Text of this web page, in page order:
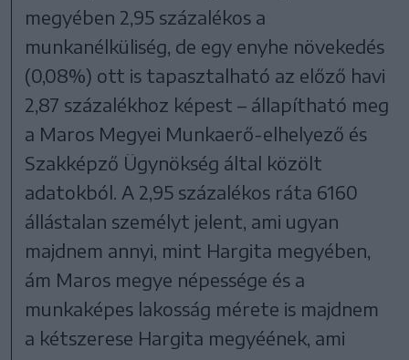
megyében 2,95 százalékos a
munkanélküliség, de egy enyhe növekedés
(0,08%) ott is tapasztalható az előző havi
2,87 százalékhoz képest – állapítható meg
a Maros Megyei Munkaerő-elhelyező és
Szakképző Ügynökség által közölt
adatokból. A 2,95 százalékos ráta 6160
állástalan személyt jelent, ami ugyan
majdnem annyi, mint Hargita megyében,
ám Maros megye népessége és a
munkaképes lakosság mérete is majdnem
a kétszerese Hargita megyéének, ami